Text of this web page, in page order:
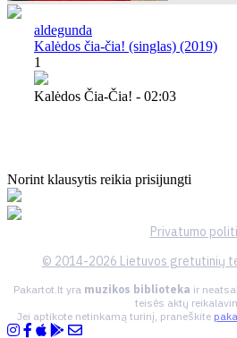
aldegunda
Kalėdos čia-čia! (singlas) (2019)
1
Kalėdos Čia-Čia! - 02:03
Norint klausytis reikia prisijungti
Privatumo
© 2014-2026 Lietuvos gretutinių
Pakartot.lt yra muzikos biblioteka ir
teisės aktų
Jei aptikote netinkamą turinį, praneškite